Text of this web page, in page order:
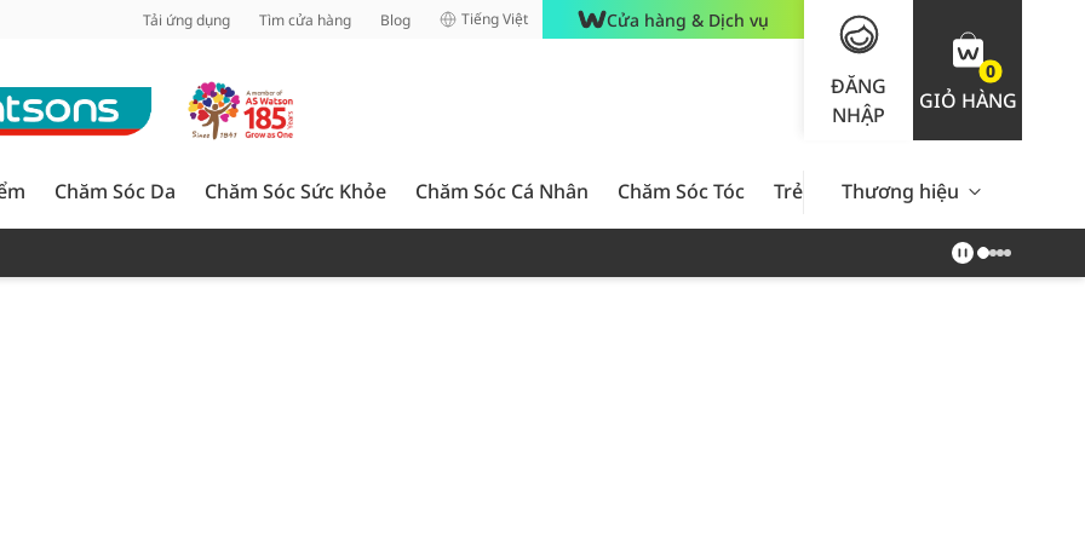
Tải ứng dụng Tìm cửa hàng Blog Tiếng Việt Cửa hàng & Dịch vụ
ĐĂNG
NHẬP
0
GIỎ HÀNG
Chăm Sóc Da Chăm Sóc Sức Khỏe Chăm Sóc Cá Nhân Chăm Sóc Tóc Trẻ Em Nam Giới Chăm Sóc
Thương hiệu